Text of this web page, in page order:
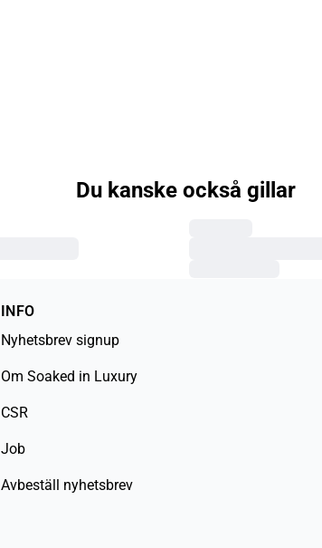
Du kanske också gillar
INFO
Nyhetsbrev signup
Om Soaked in Luxury
CSR
Job
Avbeställ nyhetsbrev